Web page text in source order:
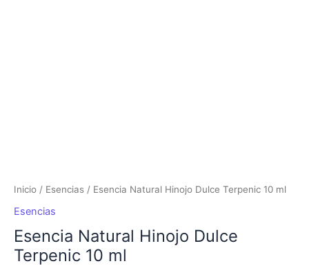
Inicio / Esencias / Esencia Natural Hinojo Dulce Terpenic 10 ml
Esencias
Esencia Natural Hinojo Dulce
Terpenic 10 ml